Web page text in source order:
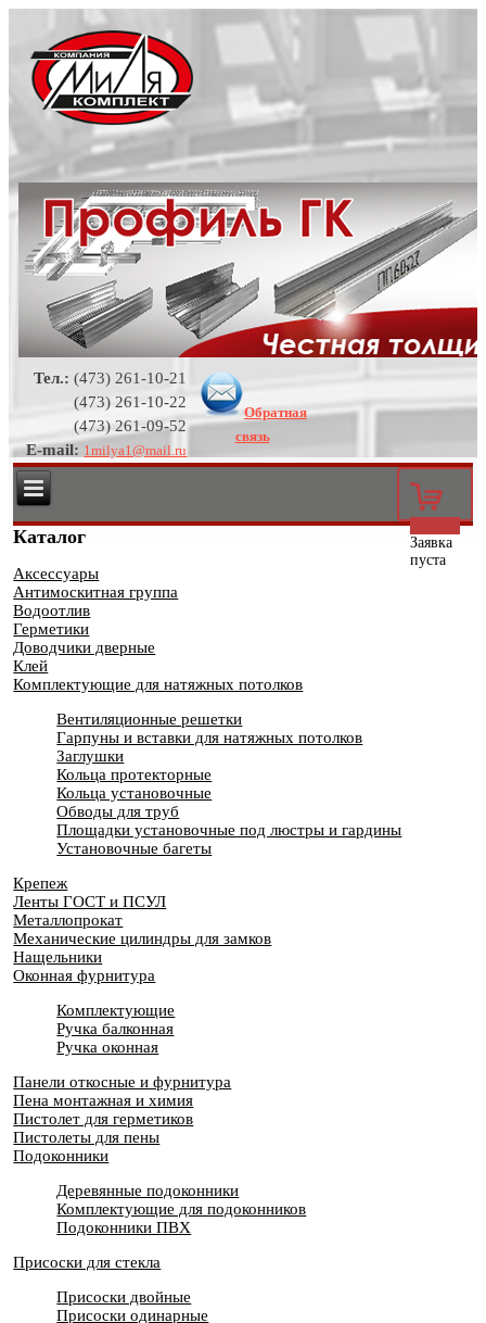
Тел.: (473) 261-10-21
(473) 261-10-22
(473) 261-09-52
E-mail: 1milya1@mail.ru
Обратная
связь
0
Заявка
пуста
Каталог
Аксессуары
Антимоскитная группа
Водоотлив
Герметики
Доводчики дверные
Клей
Комплектующие для натяжных потолков
Вентиляционные решетки
Гарпуны и вставки для натяжных потолков
Заглушки
Кольца протекторные
Кольца установочные
Обводы для труб
Площадки установочные под люстры и гардины
Установочные багеты
Крепеж
Ленты ГОСТ и ПСУЛ
Металлопрокат
Механические цилиндры для замков
Нащельники
Оконная фурнитура
Комплектующие
Ручка балконная
Ручка оконная
Панели откосные и фурнитура
Пена монтажная и химия
Пистолет для герметиков
Пистолеты для пены
Подоконники
Деревянные подоконники
Комплектующие для подоконников
Подоконники ПВХ
Присоски для стекла
Присоски двойные
Присоски одинарные